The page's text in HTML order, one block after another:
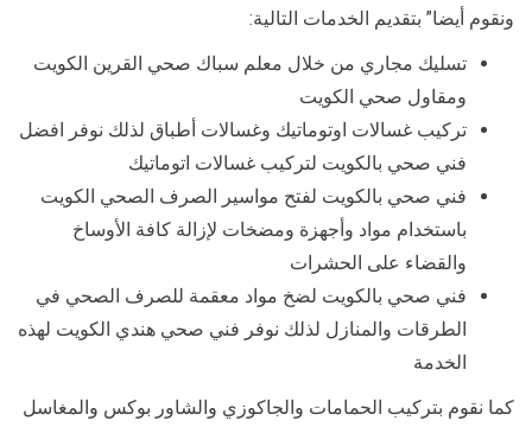
ونقوم أيضا” بتقديم الخدمات التالية:
تسليك مجاري من خلال معلم سباك صحي القرين الكويت
ومقاول صحي الكويت
تركيب غسالات اوتوماتيك وغسالات أطباق لذلك نوفر افضل
فني صحي بالكويت لتركيب غسالات اتوماتيك
فني صحي بالكويت لفتح مواسير الصرف الصحي الكويت
باستخدام مواد وأجهزة ومضخات لإزالة كافة الأوساخ
والقضاء على الحشرات
فني صحي بالكويت لضخ مواد معقمة للصرف الصحي في
الطرقات والمنازل لذلك نوفر فني صحي هندي الكويت لهذه
الخدمة
كما نقوم بتركيب الحمامات والجاكوزي والشاور بوكس والمغاسل